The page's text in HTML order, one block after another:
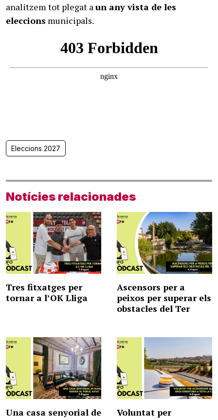
analitzem tot plegat a un any vista de les
eleccions municipals.
Eleccions 2027
Notícies relacionades
Tres fitxatges per
tornar a l’OK Lliga
Ascensors per a
peixos per superar els
obstacles del Ter
Una casa senyorial de
Voluntat per